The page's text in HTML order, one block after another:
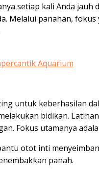
setiap kali Anda jauh
Melalui panahan,
Aquarium
untuk keberhasilan
bidikan.
Fokus utamanya
otot inti
panah.